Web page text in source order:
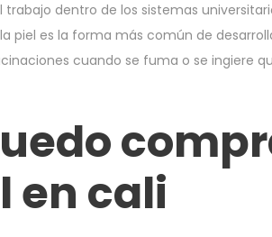
trabajo dentro de los sistemas
piel es la forma más común de
cuando se fuma o se ingiere
en cali